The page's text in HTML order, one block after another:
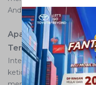
Anda secara keseluruhan.
Apa Saja Hal yang
Terawat?
Interior mobil yang tidak
ketidaknyamanan bagi